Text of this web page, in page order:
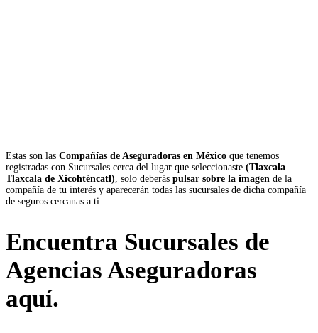
Estas son las Compañías de Aseguradoras en México que tenemos
registradas con Sucursales cerca del lugar que seleccionaste (Tlaxcala –
Tlaxcala de Xicohténcatl), solo deberás pulsar sobre la imagen de la
compañía de tu interés y aparecerán todas las sucursales de dicha compañía
de seguros cercanas a ti.
Encuentra Sucursales de
Agencias Aseguradoras
aquí.